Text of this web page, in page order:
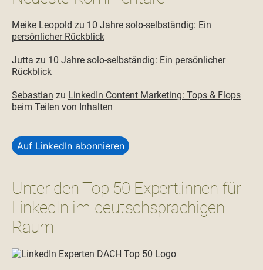
Meike Leopold zu 10 Jahre solo-selbständig: Ein
persönlicher Rückblick
Jutta zu 10 Jahre solo-selbständig: Ein persönlicher
Rückblick
Sebastian zu LinkedIn Content Marketing: Tops & Flops
beim Teilen von Inhalten
Auf LinkedIn abonnieren
Unter den Top 50 Expert:innen für
LinkedIn im deutschsprachigen
Raum